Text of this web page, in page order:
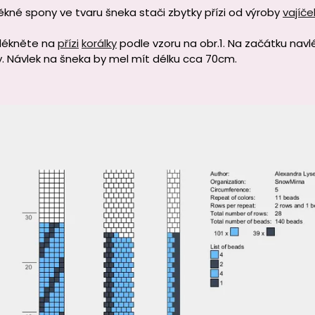
spony ve tvaru šneka stači zbytky přízi od výroby
na přízikorálkypodle vzoru na obr.1. Na začátku
Návlek na šneka by mel mít délku cca 70cm.